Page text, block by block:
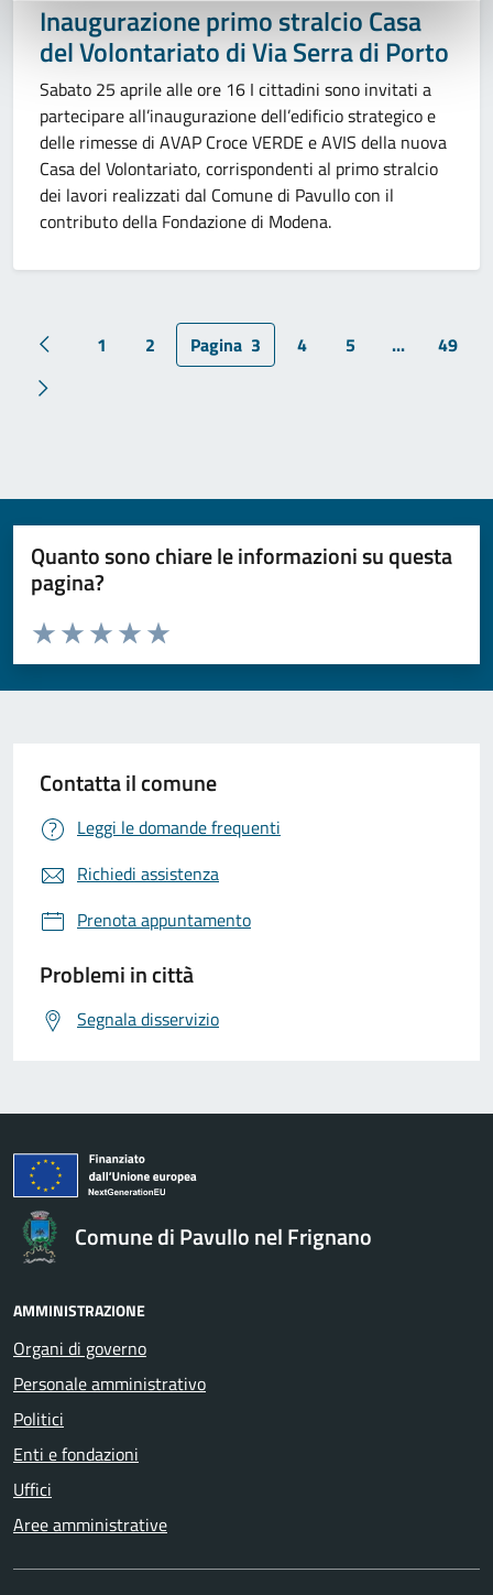
Inaugurazione primo stralcio Casa
del Volontariato di Via Serra di Porto
Sabato 25 aprile alle ore 16 I cittadini sono invitati a
partecipare all’inaugurazione dell’edificio strategico e
delle rimesse di AVAP Croce VERDE e AVIS della nuova
Casa del Volontariato, corrispondenti al primo stralcio
dei lavori realizzati dal Comune di Pavullo con il
contributo della Fondazione di Modena.
Pagina precedente
1 2 Pagina 3 4 5 ... 49
Pagina successiva
Quanto sono chiare le informazioni su questa
pagina?
Valuta da 1 a 5 stelle la pagina
Valuta 5 stelle su 5
Valuta 4 stelle su 5
Valuta 3 stelle su 5
Valuta 2 stelle su 5
Valuta 1 stelle su 5
Contatta il comune
Leggi le domande frequenti
Richiedi assistenza
Prenota appuntamento
Problemi in città
Segnala disservizio
Comune di Pavullo nel Frignano
AMMINISTRAZIONE
Organi di governo
Personale amministrativo
Politici
Enti e fondazioni
Uffici
Aree amministrative